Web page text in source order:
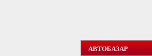
АВТОБАЗАР